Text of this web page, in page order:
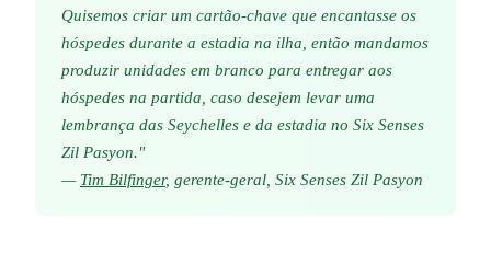
Quisemos criar um cartão-chave que encantasse os
hóspedes durante a estadia na ilha, então mandamos
produzir unidades em branco para entregar aos
hóspedes na partida, caso desejem levar uma
lembrança das Seychelles e da estadia no Six Senses
Zil Pasyon."
— Tim Bilfinger, gerente-geral, Six Senses Zil Pasyon